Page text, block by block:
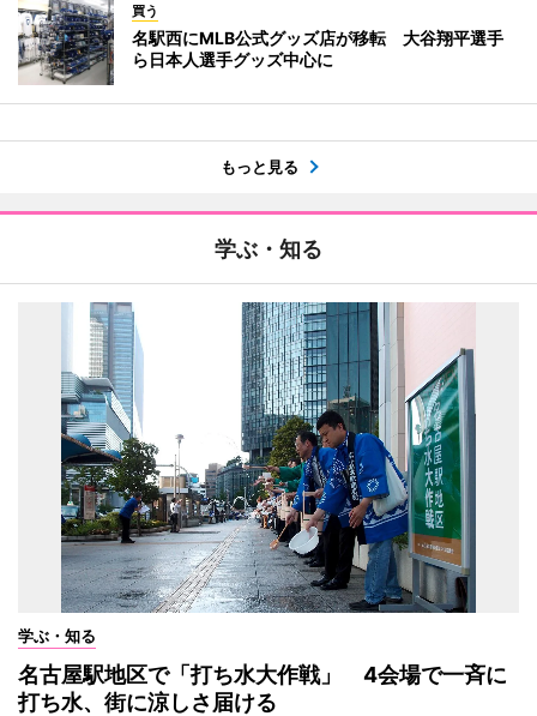
買う
名駅西にMLB公式グッズ店が移転 大谷翔平選手
ら日本人選手グッズ中心に
もっと見る
学ぶ・知る
学ぶ・知る
名古屋駅地区で「打ち水大作戦」 4会場で一斉に
打ち水、街に涼しさ届ける